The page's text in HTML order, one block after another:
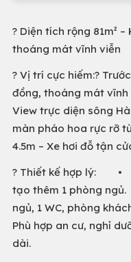
? Diện tích rộng 81m²
thoáng mát vĩnh viễn
? Vị trí cực hiếm:?
đồng, thoáng mát vĩnh
View trực diện sông
màn pháo hoa rực rỡ
4.5m – Xe hơi đỗ tận
? Thiết kế hợp lý: •
tạo thêm 1 phòng
ngủ, 1 WC, phòng
Phù hợp an cư, nghỉ
dài.